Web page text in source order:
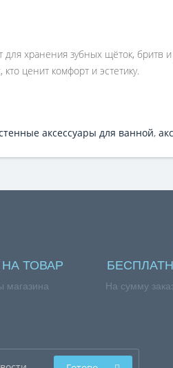
хранения зубных щёток,
ценит комфорт и эстетику.
аксессуары для ванной,
НА ТОВАР
магазина На сумму